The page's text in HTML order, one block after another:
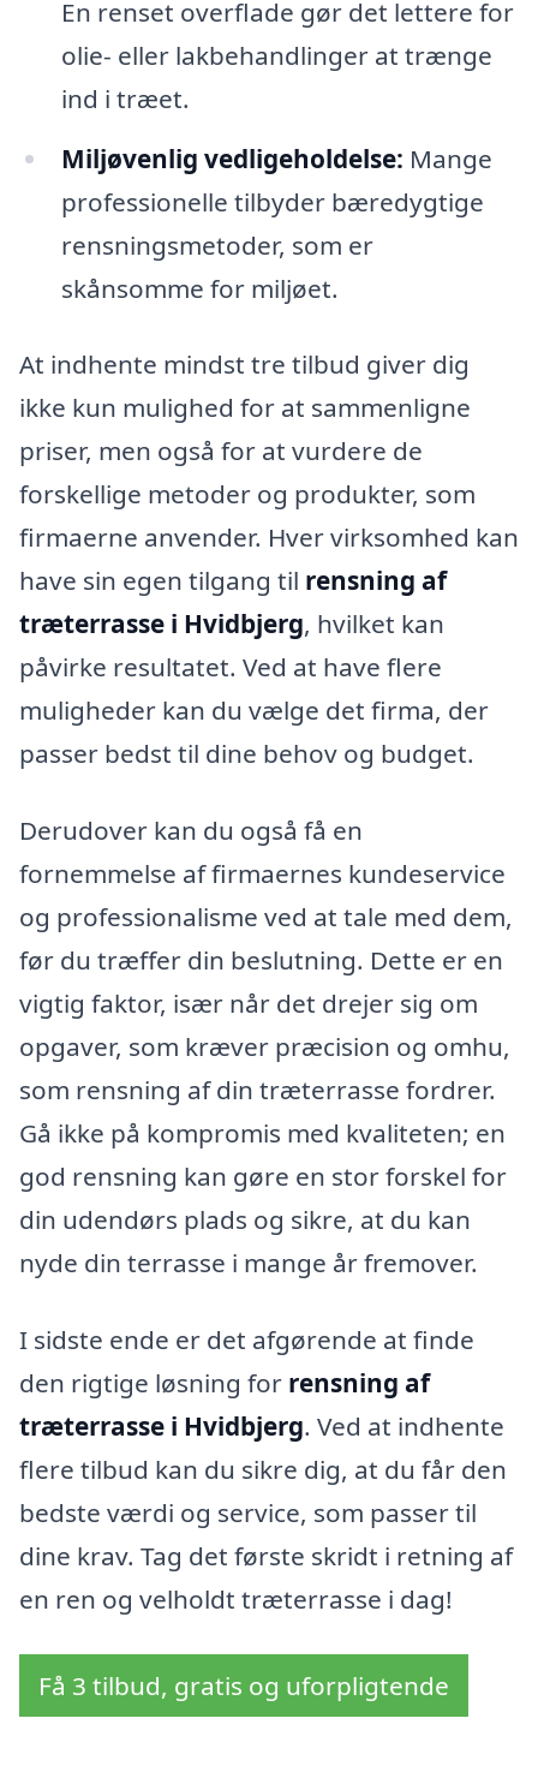
En renset overflade gør det lettere for
olie- eller lakbehandlinger at trænge
ind i træet.
Miljøvenlig vedligeholdelse: Mange
professionelle tilbyder bæredygtige
rensningsmetoder, som er
skånsomme for miljøet.
At indhente mindst tre tilbud giver dig
ikke kun mulighed for at sammenligne
priser, men også for at vurdere de
forskellige metoder og produkter, som
firmaerne anvender. Hver virksomhed kan
have sin egen tilgang til rensning af
træterrasse i Hvidbjerg, hvilket kan
påvirke resultatet. Ved at have flere
muligheder kan du vælge det firma, der
passer bedst til dine behov og budget.
Derudover kan du også få en
fornemmelse af firmaernes kundeservice
og professionalisme ved at tale med dem,
før du træffer din beslutning. Dette er en
vigtig faktor, især når det drejer sig om
opgaver, som kræver præcision og omhu,
som rensning af din træterrasse fordrer.
Gå ikke på kompromis med kvaliteten; en
god rensning kan gøre en stor forskel for
din udendørs plads og sikre, at du kan
nyde din terrasse i mange år fremover.
I sidste ende er det afgørende at finde
den rigtige løsning for rensning af
træterrasse i Hvidbjerg. Ved at indhente
flere tilbud kan du sikre dig, at du får den
bedste værdi og service, som passer til
dine krav. Tag det første skridt i retning af
en ren og velholdt træterrasse i dag!
Få 3 tilbud, gratis og uforpligtende